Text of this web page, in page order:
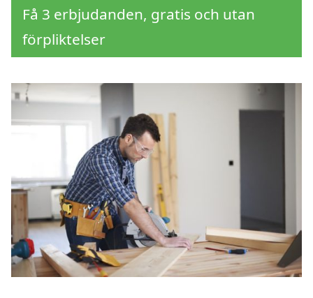
Få 3 erbjudanden, gratis och utan
förpliktelser